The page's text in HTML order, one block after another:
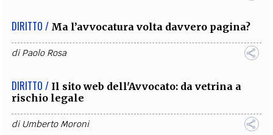
DIRITTO / Ma l’avvocatura volta davvero pagina?
diPaolo Rosa
DIRITTO / Il sito web dell'Avvocato: da vetrina a
rischio legale
di Umberto Moroni